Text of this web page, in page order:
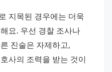
지목된 경우에는 더욱
요. 우선 경찰 조사나
진술은 자제하고,
사의 조력을 받는 것이